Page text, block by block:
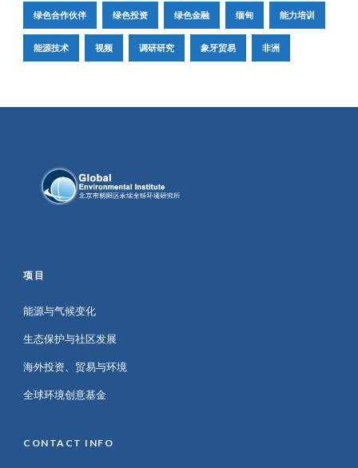
绿色合作伙伴 绿色投资 绿色金融 缅甸 能力培训
能源技术 视频 调研研究 象牙贸易 非洲
项目
能源与气候变化
生态保护与社区发展
海外投资、贸易与环境
全球环境创意基金
CONTACT INFO